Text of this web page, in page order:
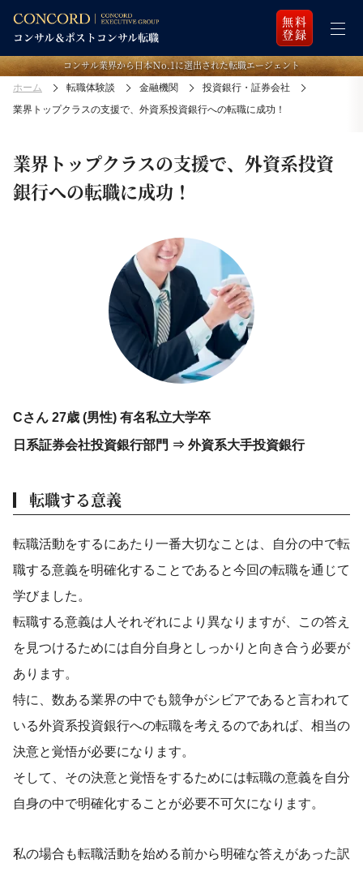
無料
登録
コンサル業界から日本Ｎo.1に選出された転職エージェント
ホーム 転職体験談 金融機関
投資銀行・証券会社
業界トップクラスの支援で、外資系投資銀行への転職に成功！
業界トップクラスの支援で、外資系投資
銀行への転職に成功！
Cさん 27歳 (男性) 有名私立大学卒
日系証券会社投資銀行部門 ⇒ 外資系大手投資銀行
転職する意義
転職活動をするにあたり一番大切なことは、自分の中で転
職する意義を明確化することであると今回の転職を通じて
学びました。
転職する意義は人それぞれにより異なりますが、この答え
を見つけるためには自分自身としっかりと向き合う必要が
あります。
特に、数ある業界の中でも競争がシビアであると言われて
いる外資系投資銀行への転職を考えるのであれば、相当の
決意と覚悟が必要になります。
そして、その決意と覚悟をするためには転職の意義を自分
自身の中で明確化することが必要不可欠になります。
私の場合も転職活動を始める前から明確な答えがあった訳